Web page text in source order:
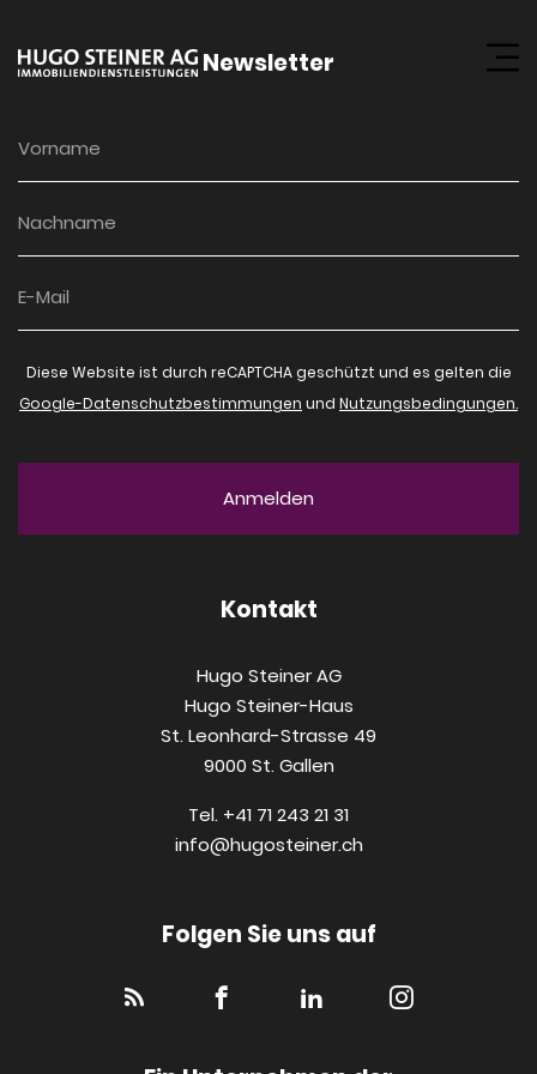
Newsletter
Diese Website ist durch reCAPTCHA geschützt und es gelten die
Google-Datenschutzbestimmungen und Nutzungsbedingungen.
Kontakt
Hugo Steiner AG
Hugo Steiner-Haus
St. Leonhard-Strasse 49
9000 St. Gallen
Tel. +41 71 243 21 31
info@hugosteiner.ch
Folgen Sie uns auf